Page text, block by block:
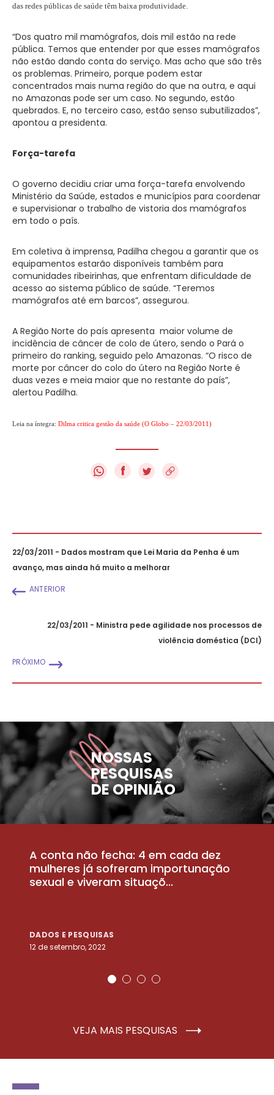
das redes públicas de saúde têm baixa produtividade.
“Dos quatro mil mamógrafos, dois mil estão na rede
pública. Temos que entender por que esses mamógrafos
não estão dando conta do serviço. Mas acho que são três
os problemas. Primeiro, porque podem estar
concentrados mais numa região do que na outra, e aqui
no Amazonas pode ser um caso. No segundo, estão
quebrados. E, no terceiro caso, estão senso subutilizados”,
apontou a presidenta.
Força-tarefa
O governo decidiu criar uma força-tarefa envolvendo
Ministério da Saúde, estados e municípios para coordenar
e supervisionar o trabalho de vistoria dos mamógrafos
em todo o país.
Em coletiva à imprensa, Padilha chegou a garantir que os
equipamentos estarão disponíveis também para
comunidades ribeirinhas, que enfrentam dificuldade de
acesso ao sistema público de saúde. “Teremos
mamógrafos até em barcos”, assegurou.
A Região Norte do país apresenta maior volume de
incidência de câncer de colo de útero, sendo o Pará o
primeiro do ranking, seguido pelo Amazonas. “O risco de
morte por câncer do colo do útero na Região Norte é
duas vezes e meia maior que no restante do país”,
alertou Padilha.
Leia na íntegra: Dilma critica gestão da saúde (O Globo – 22/03/2011)
f
22/03/2011 - Dados mostram que Lei Maria da Penha é um
avanço, mas ainda há muito a melhorar
ANTERIOR
22/03/2011 - Ministra pede agilidade nos processos de
violência doméstica (DCI)
PRÓXIMO
NOSSAS
PESQUISAS
DE OPINIÃO
A conta não fecha: 4 em cada dez
mulheres já sofreram importunação
sexual e viveram situaçõ...
DADOS E PESQUISAS
12 de setembro, 2022
VEJA MAIS PESQUISAS